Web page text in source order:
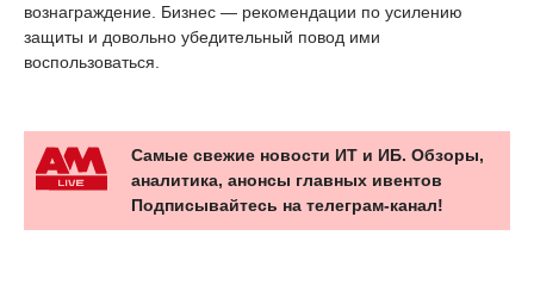
вознаграждение. Бизнес — рекомендации по усилению
защиты и довольно убедительный повод ими
воспользоваться.
Самые свежие новости ИТ и ИБ. Обзоры,
аналитика, анонсы главных ивентов
Подписывайтесь на телеграм-канал!